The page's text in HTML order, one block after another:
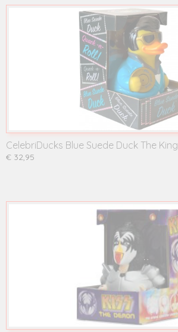
CelebriDucks Blue Suede Duck The King
€ 32,95